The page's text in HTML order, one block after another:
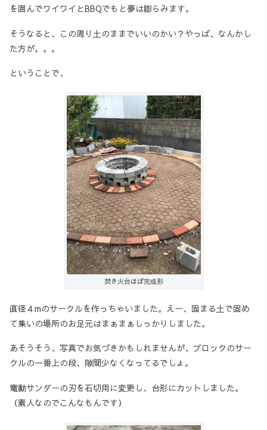
を囲んでワイワイとBBQでもと夢は膨らみます。
そうなると、この周り土のままでいいのかい？やっぱ、なんかし
た方が。。。
ということで、
焚き火台ほぼ完成形
直径４mのサークルを作っちゃいました。えー、固まる土で固め
て集いの場所のお足元はまぁまぁしっかりしました。
あそうそう、写真でお気づきかもしれませんが、ブロックのサー
クルの一番上の段、隙間少なくなってるでしょ。
電動サンダーの刃を石切用に変更し、台形にカットしました。
（素人なのでこんなもんです）